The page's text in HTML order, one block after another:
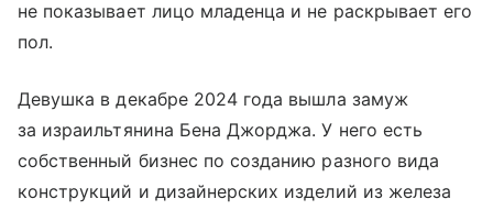
не показывает лицо младенца и не раскрывает его
пол.
Девушка в декабре 2024 года вышла замуж
за израильтянина Бена Джорджа. У него есть
собственный бизнес по созданию разного вида
конструкций и дизайнерских изделий из железа